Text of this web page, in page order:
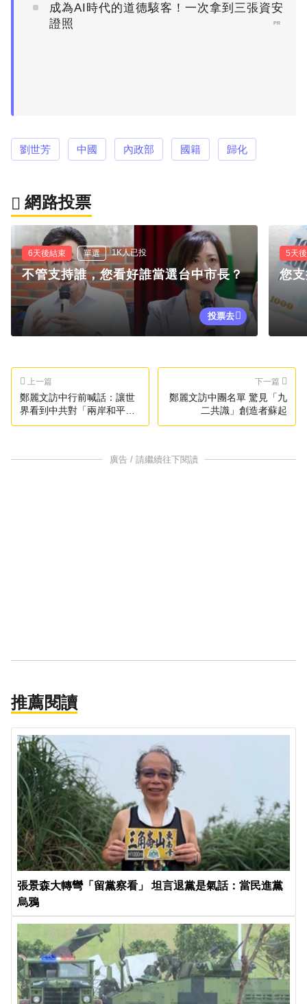
成為AI時代的道德駭客！一次拿到三張資安
證照
PR
劉世芳 中國 內政部 國籍 歸化
網路投票
6天後結束 單選 1K人已投
不管支持誰，您看好誰當選台中市長？
投票去
5天
您
上一篇
鄭麗文訪中行前喊話：讓世
界看到中共對「兩岸和平」
的誠意
下一篇
鄭麗文訪中團名單 驚見「九
二共識」創造者蘇起
廣告 / 請繼續往下閱讀
推薦閱讀
張景森大轉彎「留黨察看」 坦言退黨是氣話：當民進黨
烏鴉